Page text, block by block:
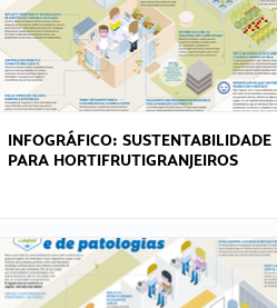
INFOGRÁFICO: SUSTENTABILIDADE
PARA HORTIFRUTIGRANJEIROS